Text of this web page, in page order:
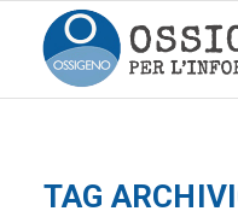
TAG